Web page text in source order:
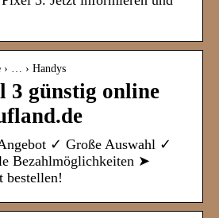
› … › Handys
3 günstig online
✓ Große Auswahl ✓
Bezahlmöglichkeiten ➤
bestellen!